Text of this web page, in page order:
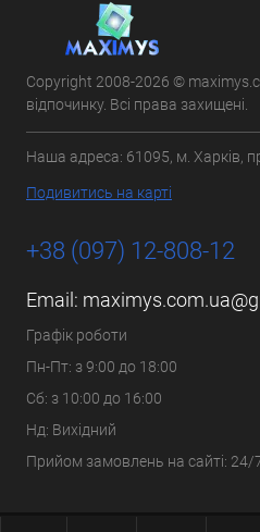
Copyright 2008-2026 ©
відпочинку. Всі права захищені.
Наша адреса: 61095, м. Харків,
Подивитись на карті
+38 (097) 12-808-12
Email:
Графік роботи
Пн-Пт: з 9:00 до 18:00
Сб: з 10:00 до 16:00
Нд: Вихідний
Прийом замовлень на сайті: 24/